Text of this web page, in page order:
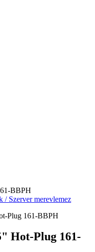
BBPH
/ Szerver merevlemez
Hot-Plug 161-